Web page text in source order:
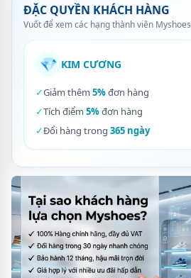
ĐẶC QUYỀN KHÁCH HÀNG
Vuốt để xem các hạng thành viên Myshoes
💎 KIM CƯƠNG
✓Giảm thêm 5%đơn hàng
✓Tích điểm 5%đơn hàng
✓Đổi hàng trong 365 ngày